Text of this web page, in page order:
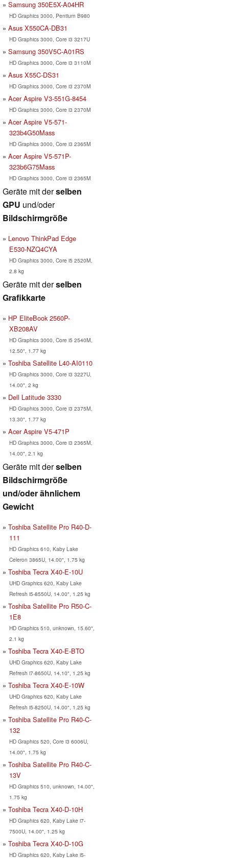
Samsung 350E5X-A04HR
HD Graphics 3000, Pentium B980
Asus X550CA-DB31
HD Graphics 3000, Core i3 3217U
Samsung 350V5C-A01RS
HD Graphics 3000, Core i3 3110M
Asus X55C-DS31
HD Graphics 3000, Core i3 2370M
Acer Aspire V3-551G-8454
HD Graphics 3000, Core i3 2370M
Acer Aspire V5-571-
323b4G50Mass
HD Graphics 3000, Core i3 2365M
Acer Aspire V5-571P-
323b6G75Mass
HD Graphics 3000, Core i3 2365M
Geräte mit derselben
GPU und/oder
Bildschirmgröße
Lenovo ThinkPad Edge
E530-NZQ4CYA
HD Graphics 3000, Core i5 2520M,
2.8 kg
Geräte mit derselben
Grafikkarte
HP EliteBook 2560P-
XB208AV
HD Graphics 3000, Core i5 2540M,
12.50", 1.77 kg
Toshiba Satellite L40-AI0110
HD Graphics 3000, Core i3 3227U,
14.00", 2 kg
Dell Latitude 3330
HD Graphics 3000, Core i3 2375M,
13.30", 1.77 kg
Acer Aspire V5-471P
HD Graphics 3000, Core i3 2365M,
14.00", 2.1 kg
Geräte mit derselben
Bildschirmgröße
und/oder ähnlichem
Gewicht
Toshiba Satellite Pro R40-D-
111
HD Graphics 610, Kaby Lake
Celeron 3865U, 14.00", 1.75 kg
Toshiba Tecra X40-E-10U
UHD Graphics 620, Kaby Lake
Refresh i5-8550U, 14.00", 1.25 kg
Toshiba Satellite Pro R50-C-
1E8
HD Graphics 510, unknown, 15.60",
2.1 kg
Toshiba Tecra X40-E-BTO
UHD Graphics 620, Kaby Lake
Refresh i7-8650U, 14.10", 1.25 kg
Toshiba Tecra X40-E-10W
UHD Graphics 620, Kaby Lake
Refresh i5-8250U, 14.00", 1.25 kg
Toshiba Satellite Pro R40-C-
132
HD Graphics 520, Core i3 6006U,
14.00", 1.75 kg
Toshiba Satellite Pro R40-C-
13V
HD Graphics 510, unknown, 14.00",
1.75 kg
Toshiba Tecra X40-D-10H
HD Graphics 620, Kaby Lake i7-
7500U, 14.00", 1.25 kg
Toshiba Tecra X40-D-10G
HD Graphics 620, Kaby Lake i5-